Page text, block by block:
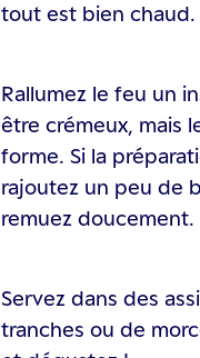
tout est bien chaud.
Rallumez le feu un
être crémeux, mais
forme. Si la
rajoutez un peu de
remuez doucement.
Servez dans des
tranches ou de